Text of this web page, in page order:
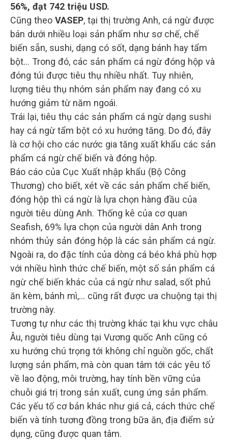
56%, đạt 742 triệu USD.
Cũng theo VASEP, tại thị trường Anh, cá ngừ được
bán dưới nhiều loại sản phẩm như sơ chế, chế
biến sẵn, sushi, dạng có sốt, dạng bánh hay tẩm
bột… Trong đó, các sản phẩm cá ngừ đóng hộp và
đóng túi được tiêu thụ nhiều nhất. Tuy nhiên,
lượng tiêu thụ nhóm sản phẩm nay đang có xu
hướng giảm từ năm ngoái.
Trái lại, tiêu thụ các sản phẩm cá ngừ dạng sushi
hay cá ngừ tẩm bột có xu hướng tăng. Do đó, đây
là cơ hội cho các nước gia tăng xuất khẩu các sản
phẩm cá ngừ chế biến và đóng hộp.
Báo cáo của Cục Xuất nhập khẩu (Bộ Công
Thương) cho biết, xét về các sản phẩm chế biến,
đóng hộp thì cá ngừ là lựa chọn hàng đầu của
người tiêu dùng Anh. Thống kê của cơ quan
Seafish, 69% lựa chọn của người dân Anh trong
nhóm thủy sản đóng hộp là các sản phẩm cá ngừ.
Ngoài ra, do đặc tính của dòng cá béo khá phù hợp
với nhiều hình thức chế biến, một số sản phẩm cá
ngừ chế biến khác của cá ngừ như salad, sốt phủ
ăn kèm, bánh mì,… cũng rất được ưa chuộng tại thị
trường này.
Tương tự như các thị trường khác tại khu vực châu
Âu, người tiêu dùng tại Vương quốc Anh cũng có
xu hướng chú trọng tới không chỉ nguồn gốc, chất
lượng sản phẩm, mà còn quan tâm tới các yêu tố
về lao động, môi trường, hay tính bền vững của
chuỗi giá trị trong sản xuất, cung ứng sản phẩm.
Các yếu tố cơ bản khác như giá cả, cách thức chế
biến và tính tương đồng trong bữa ăn, địa điểm sử
dụng, cũng được quan tâm.